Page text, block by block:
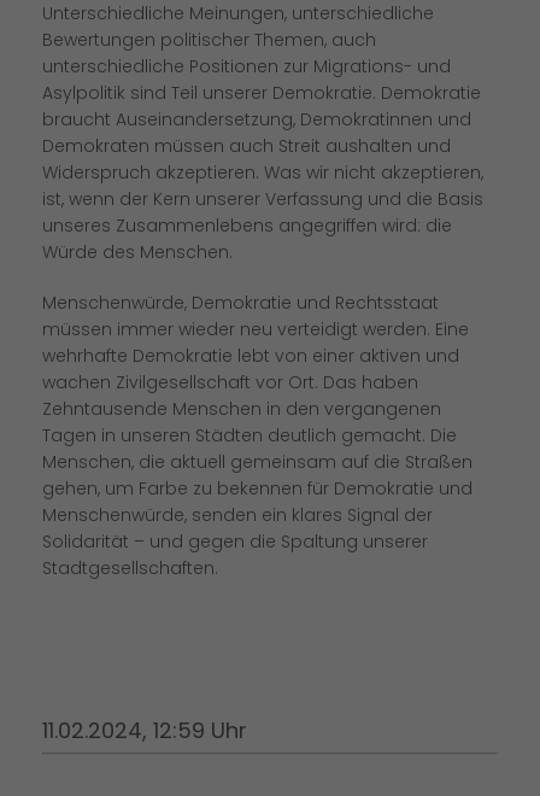
Unterschiedliche Meinungen, unterschiedliche
Bewertungen politischer Themen, auch
unterschiedliche Positionen zur Migrations- und
Asylpolitik sind Teil unserer Demokratie. Demokratie
braucht Auseinandersetzung, Demokratinnen und
Demokraten müssen auch Streit aushalten und
Widerspruch akzeptieren. Was wir nicht akzeptieren,
ist, wenn der Kern unserer Verfassung und die Basis
unseres Zusammenlebens angegriffen wird: die
Würde des Menschen.
Menschenwürde, Demokratie und Rechtsstaat
müssen immer wieder neu verteidigt werden. Eine
wehrhafte Demokratie lebt von einer aktiven und
wachen Zivilgesellschaft vor Ort. Das haben
Zehntausende Menschen in den vergangenen
Tagen in unseren Städten deutlich gemacht. Die
Menschen, die aktuell gemeinsam auf die Straßen
gehen, um Farbe zu bekennen für Demokratie und
Menschenwürde, senden ein klares Signal der
Solidarität – und gegen die Spaltung unserer
Stadtgesellschaften.
11.02.2024, 12:59 Uhr